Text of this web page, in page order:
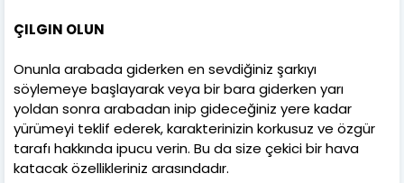
ÇILGIN OLUN
Onunla arabada giderken en sevdiğiniz şarkıyı
söylemeye başlayarak veya bir bara giderken yarı
yoldan sonra arabadan inip gideceğiniz yere kadar
yürümeyi teklif ederek, karakterinizin korkusuz ve özgür
tarafı hakkında ipucu verin. Bu da size çekici bir hava
katacak özellikleriniz arasındadır.